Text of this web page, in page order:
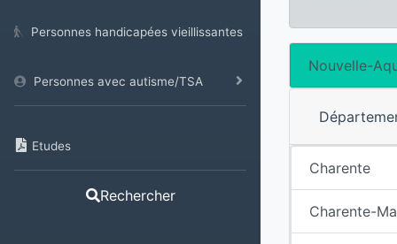
Personnes handicapées vieillissantes
Personnes avec autisme/TSA
Etudes
Rechercher
Nouvelle-
Charente
Charente-